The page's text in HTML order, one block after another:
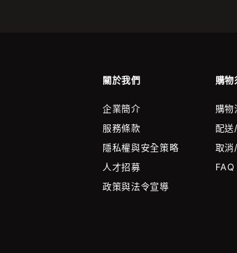
關於我們 購物
企業簡介
服務條款
隱私權與安全策略
人才招募
政策與法令宣導
購物
配送
取消
FAQ